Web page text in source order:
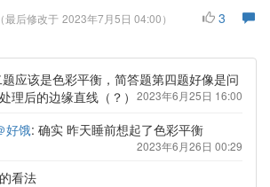
（最后修改于 2023年7月5日 04:00）
3
应该是色彩平衡，简答题第四题好像是问
理后的边缘直线（？） 2023年6月25日 16:00
好饿: 确实 昨天睡前想起了色彩平衡
2023年6月26日 00:29
看法